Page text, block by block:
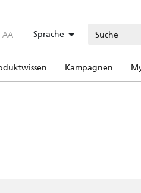
AA Sprache
Kampagnen